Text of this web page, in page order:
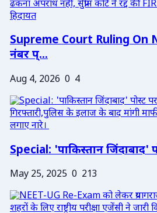
Supreme Court Ruling On
नंबर प्...
Aug 4, 2026 0 4
Special: 'पाकिस्तान जिंदाबाद'
May 25, 2025 0 213